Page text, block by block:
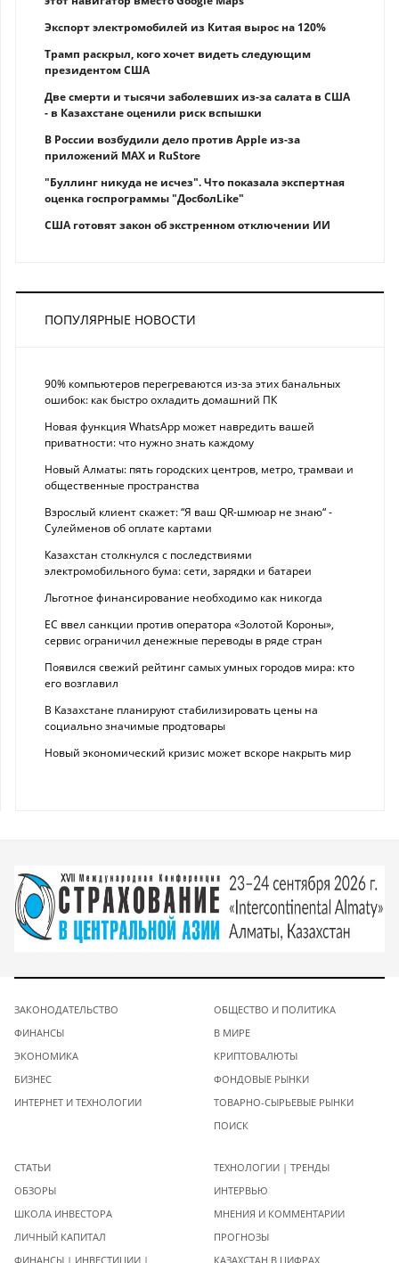
Экспорт электромобилей из Китая вырос на 120%
Трамп раскрыл, кого хочет видеть следующим
президентом США
Две смерти и тысячи заболевших из-за салата в США
- в Казахстане оценили риск вспышки
В России возбудили дело против Apple из-за
приложений MAX и RuStore
"Буллинг никуда не исчез". Что показала экспертная
оценка госпрограммы "ДосболLike"
США готовят закон об экстренном отключении ИИ
ПОПУЛЯРНЫЕ НОВОСТИ
90% компьютеров перегреваются из-за этих банальных
ошибок: как быстро охладить домашний ПК
Новая функция WhatsApp может навредить вашей
приватности: что нужно знать каждому
Новый Алматы: пять городских центров, метро, трамваи и
общественные пространства
Взрослый клиент скажет: “Я ваш QR-шмюар не знаю“ -
Сулейменов об оплате картами
Казахстан столкнулся с последствиями
электромобильного бума: сети, зарядки и батареи
Льготное финансирование необходимо как никогда
ЕС ввел санкции против оператора «Золотой Короны»,
сервис ограничил денежные переводы в ряде стран
Появился свежий рейтинг самых умных городов мира: кто
его возглавил
В Казахстане планируют стабилизировать цены на
социально значимые продтовары
Новый экономический кризис может вскоре накрыть мир
ЗАКОНОДАТЕЛЬСТВО
ФИНАНСЫ
ЭКОНОМИКА
БИЗНЕС
ИНТЕРНЕТ И ТЕХНОЛОГИИ
ОБЩЕСТВО И ПОЛИТИКА
В МИРЕ
КРИПТОВАЛЮТЫ
ФОНДОВЫЕ РЫНКИ
ТОВАРНО-СЫРЬЕВЫЕ РЫНКИ
ПОИСК
СТАТЬИ
ОБЗОРЫ
ШКОЛА ИНВЕСТОРА
ЛИЧНЫЙ КАПИТАЛ
ФИНАНСЫ | ИНВЕСТИЦИИ |
ТЕХНОЛОГИИ | ТРЕНДЫ
ИНТЕРВЬЮ
МНЕНИЯ И КОММЕНТАРИИ
ПРОГНОЗЫ
КАЗАХСТАН В ЦИФРАХ